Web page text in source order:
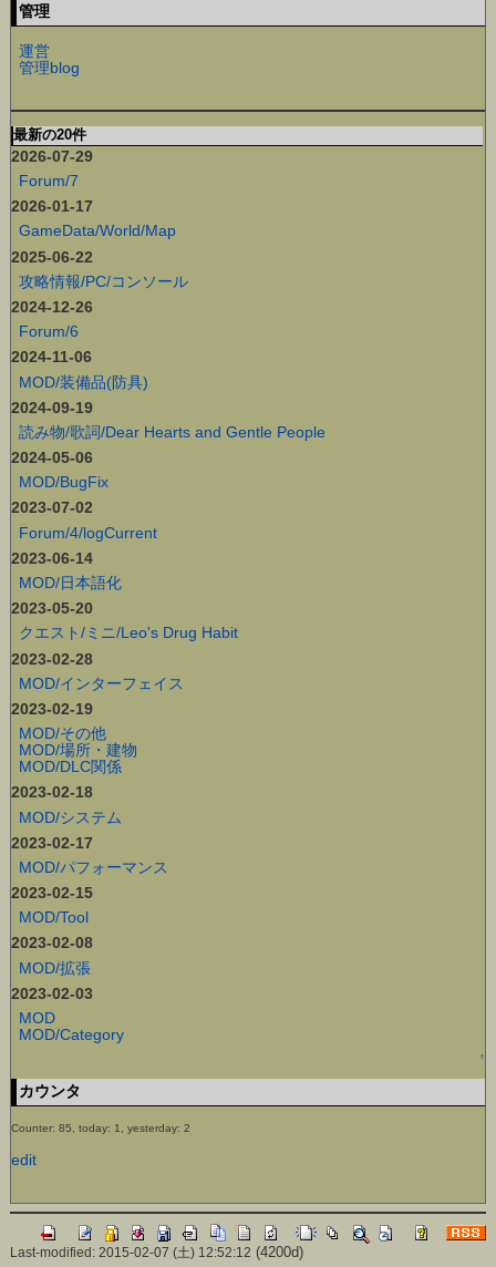
管理
運営
管理blog
最新の20件
2026-07-29
Forum/7
2026-01-17
GameData/World/Map
2025-06-22
攻略情報/PC/コンソール
2024-12-26
Forum/6
2024-11-06
MOD/装備品(防具)
2024-09-19
読み物/歌詞/Dear Hearts and Gentle People
2024-05-06
MOD/BugFix
2023-07-02
Forum/4/logCurrent
2023-06-14
MOD/日本語化
2023-05-20
クエスト/ミニ/Leo's Drug Habit
2023-02-28
MOD/インターフェイス
2023-02-19
MOD/その他
MOD/場所・建物
MOD/DLC関係
2023-02-18
MOD/システム
2023-02-17
MOD/パフォーマンス
2023-02-15
MOD/Tool
2023-02-08
MOD/拡張
2023-02-03
MOD
MOD/Category
↑
カウンタ
Counter: 85, today: 1, yesterday: 2
edit
Last-modified: 2015-02-07 (土) 12:52:12 (4200d)